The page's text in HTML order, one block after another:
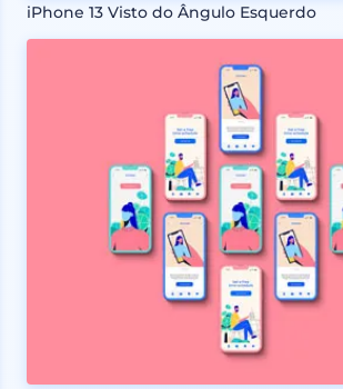
iPhone 13 Visto do Ângulo Esquerdo